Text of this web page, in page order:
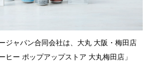
ジャパン合同会社は、大丸 大阪・梅田店
ヒー ポップアップストア 大丸梅田店」